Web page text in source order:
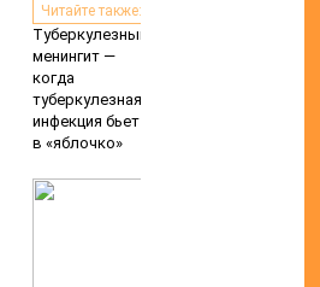
Читайте также:
Туберкулезный
менингит —
когда
туберкулезная
инфекция бьет
в «яблочко»